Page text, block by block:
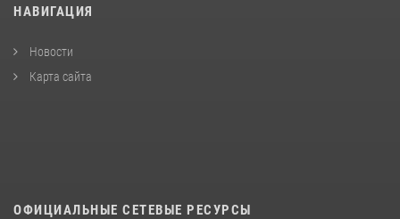
НАВИГАЦИЯ
Новости
Карта сайта
ОФИЦИАЛЬНЫЕ СЕТЕВЫЕ РЕСУРСЫ